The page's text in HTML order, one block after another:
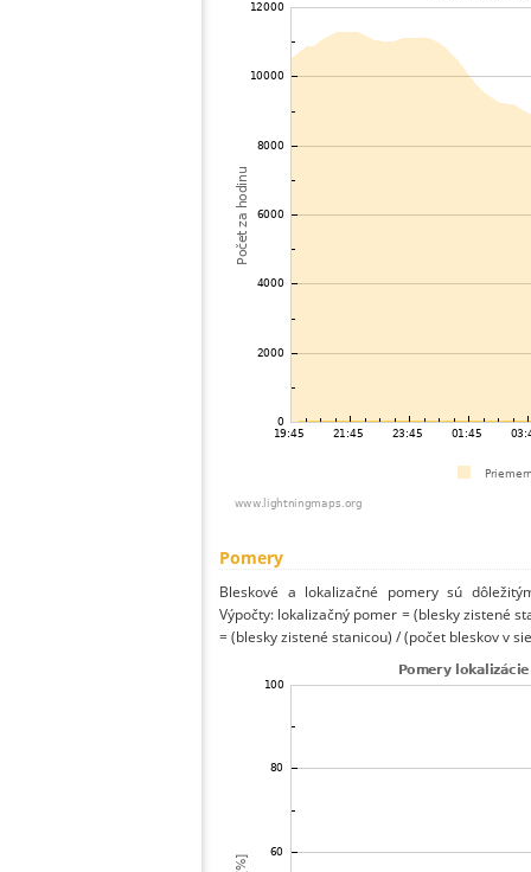
Pomery
Bleskové a lokalizačné pomery sú
Výpočty: lokalizačný pomer = (blesky zistené
= (blesky zistené stanicou) / (počet bleskov v